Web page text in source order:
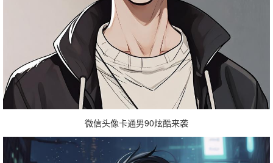
微信头像卡通男90炫酷来袭